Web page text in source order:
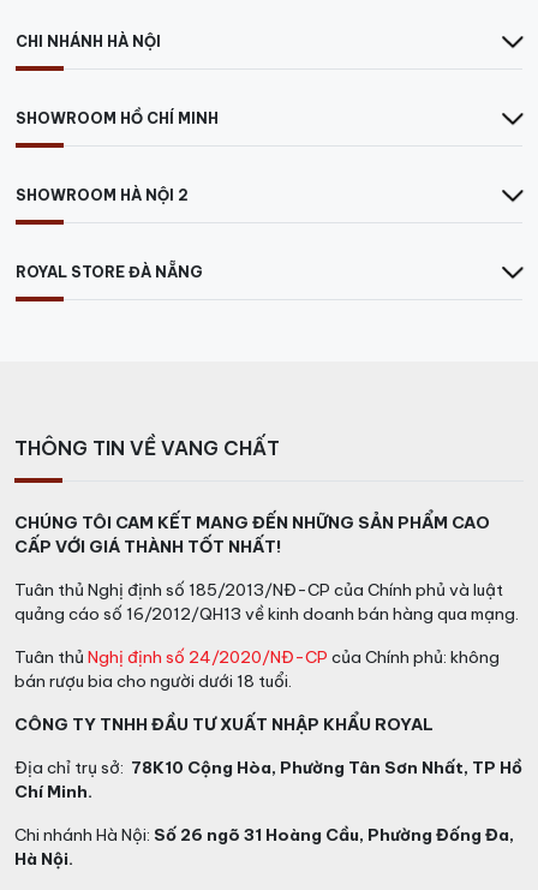
CHI NHÁNH HÀ NỘI
SHOWROOM HỒ CHÍ MINH
SHOWROOM HÀ NỘI 2
ROYAL STORE ĐÀ NẴNG
THÔNG TIN VỀ VANG CHẤT
CHÚNG TÔI CAM KẾT MANG ĐẾN NHỮNG SẢN PHẨM CAO
CẤP VỚI GIÁ THÀNH TỐT NHẤT!
Tuân thủ Nghị định số 185/2013/NĐ-CP của Chính phủ và luật
quảng cáo số 16/2012/QH13 về kinh doanh bán hàng qua mạng.
Tuân thủ Nghị định số 24/2020/NĐ-CP của Chính phủ: không
bán rượu bia cho người dưới 18 tuổi.
CÔNG TY TNHH ĐẦU TƯ XUẤT NHẬP KHẨU ROYAL
Địa chỉ trụ sở: 78K10 Cộng Hòa, Phường Tân Sơn Nhất, TP Hồ
Chí Minh.
Chi nhánh Hà Nội: Số 26 ngõ 31 Hoàng Cầu, Phường Đống Đa,
Hà Nội.